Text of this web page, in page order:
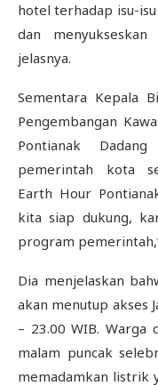
hotel terhadap isu-
dan
jelasnya.
Sementara Kepala
Pengembangan
Pontianak
pemerintah kota
Earth Hour
kita siap dukung,
program
Dia menjelaskan
akan menutup akses
– 23.00 WIB. Warga
malam puncak
memadamkan listrik